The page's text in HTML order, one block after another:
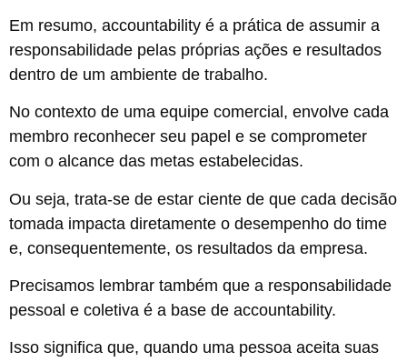
Em resumo, accountability é a prática de assumir a
responsabilidade pelas próprias ações e resultados
dentro de um ambiente de trabalho.
No contexto de uma equipe comercial, envolve cada
membro reconhecer seu papel e se comprometer
com o alcance das metas estabelecidas.
Ou seja, trata-se de estar ciente de que cada decisão
tomada impacta diretamente o desempenho do time
e, consequentemente, os resultados da empresa.
Precisamos lembrar também que a responsabilidade
pessoal e coletiva é a base de accountability.
Isso significa que, quando uma pessoa aceita suas